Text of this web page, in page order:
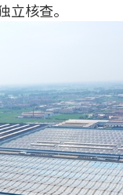
核查。